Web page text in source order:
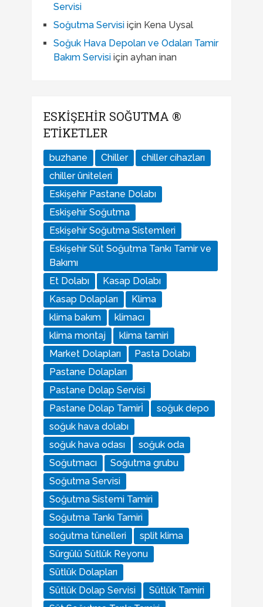
Servisi
Soğutma Servisiiçin Kena Uysal
Soğuk Hava Depoları ve Odaları Tamir
Bakım Servisiiçin ayhan inan
ESKIŞEHIR SOĞUTMA ®
ETIKETLER
buzhane Chiller
chiller cihazları
chiller üniteleri
Eskişehir Pastane Dolabı
Eskişehir Soğutma
Eskişehir Soğutma Sistemleri
Eskişehir Süt Soğutma Tankı Tamir ve
Bakımı
Et Dolabı
Kasap Dolabı
Kasap Dolapları
Klima
klima bakım
klimacı
klima montaj
klima tamiri
Market Dolapları
Pasta Dolabı
Pastane Dolapları
Pastane Dolap Servisi
Pastane Dolap Tamirİ
soğuk depo
soğuk hava dolabı
soğuk hava odası
soğuk oda
Soğutmacı
Soğutma grubu
Soğutma Servisi
Soğutma Sistemi Tamiri
Soğutma Tankı Tamiri
soğutma tünelleri
split klima
Sürgülü Sütlük Reyonu
Sütlük Dolapları
Sütlük Dolap Servisi
Sütlük Tamiri